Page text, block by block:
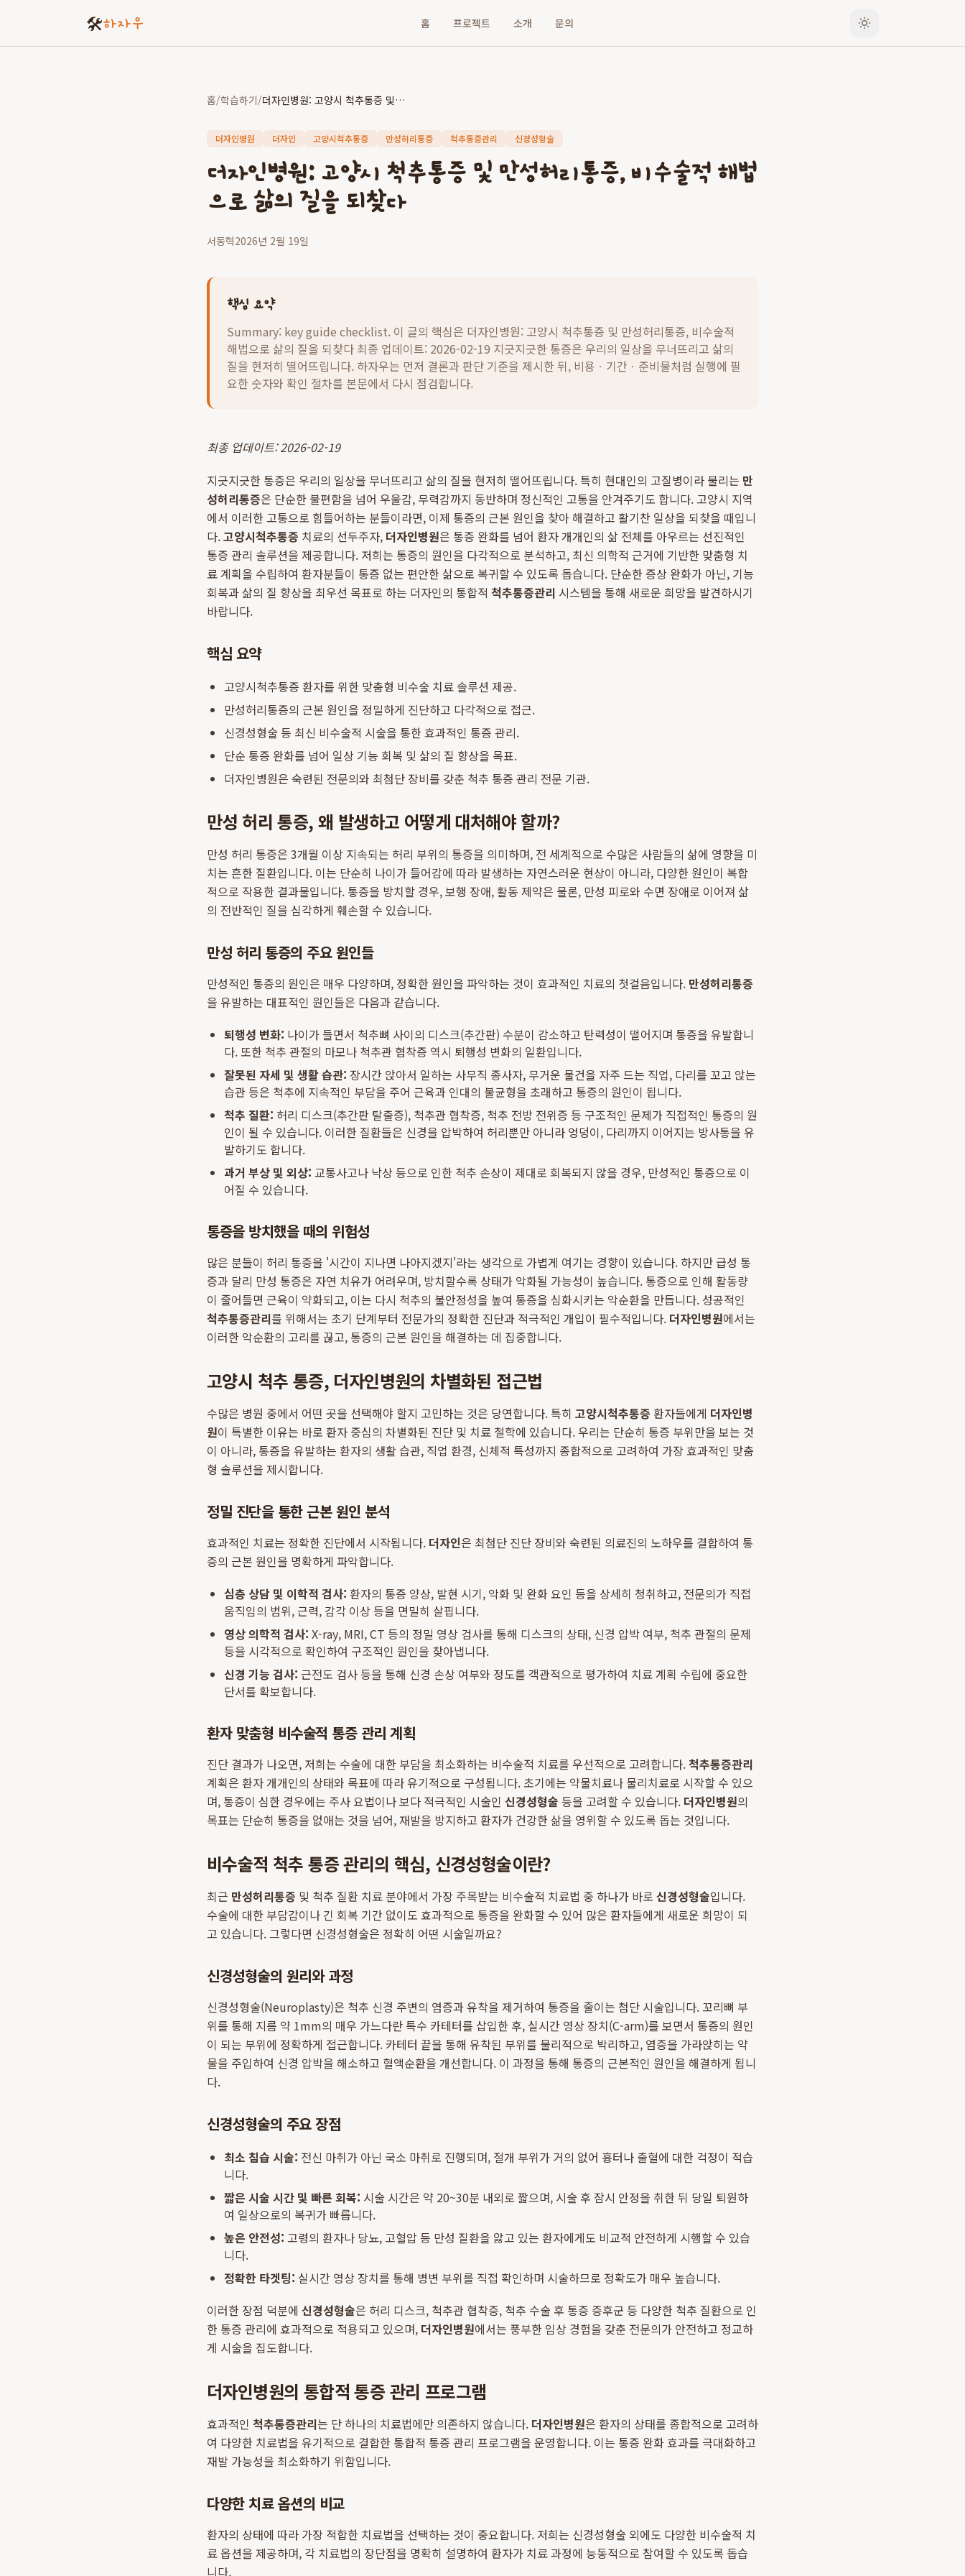
🛠️하자우 홈 프로젝트 소개 문의
홈/학습하기/ 더자인병원: 고양시 척추통증 및 만성허리통증, 비수술적 해법으로 삶의 질을 되찾다
더자인병원 더자인 고양시척추통증 만성허리통증 척추통증관리 신경성형술
더자인병원: 고양시 척추통증 및 만성허리통증, 비수술적 해법
으로 삶의 질을 되찾다
서동혁2026년 2월 19일
핵심 요약
Summary: key guide checklist. 이 글의 핵심은 더자인병원: 고양시 척추통증 및 만성허리통증, 비수술적
해법으로 삶의 질을 되찾다 최종 업데이트: 2026-02-19 지긋지긋한 통증은 우리의 일상을 무너뜨리고 삶의
질을 현저히 떨어뜨립니다. 하자우는 먼저 결론과 판단 기준을 제시한 뒤, 비용ㆍ기간ㆍ준비물처럼 실행에 필
요한 숫자와 확인 절차를 본문에서 다시 점검합니다.
최종 업데이트: 2026-02-19
지긋지긋한 통증은 우리의 일상을 무너뜨리고 삶의 질을 현저히 떨어뜨립니다. 특히 현대인의 고질병이라 불리는 만
성허리통증은 단순한 불편함을 넘어 우울감, 무력감까지 동반하며 정신적인 고통을 안겨주기도 합니다. 고양시 지역
에서 이러한 고통으로 힘들어하는 분들이라면, 이제 통증의 근본 원인을 찾아 해결하고 활기찬 일상을 되찾을 때입니
다.고양시척추통증 치료의 선두주자, 더자인병원은 통증 완화를 넘어 환자 개개인의 삶 전체를 아우르는 선진적인
통증 관리 솔루션을 제공합니다. 저희는 통증의 원인을 다각적으로 분석하고, 최신 의학적 근거에 기반한 맞춤형 치
료 계획을 수립하여 환자분들이 통증 없는 편안한 삶으로 복귀할 수 있도록 돕습니다. 단순한 증상 완화가 아닌, 기능
회복과 삶의 질 향상을 최우선 목표로 하는 더자인의 통합적 척추통증관리 시스템을 통해 새로운 희망을 발견하시기
바랍니다.
핵심 요약
고양시척추통증 환자를 위한 맞춤형 비수술 치료 솔루션 제공.
만성허리통증의 근본 원인을 정밀하게 진단하고 다각적으로 접근.
신경성형술 등 최신 비수술적 시술을 통한 효과적인 통증 관리.
단순 통증 완화를 넘어 일상 기능 회복 및 삶의 질 향상을 목표.
더자인병원은 숙련된 전문의와 최첨단 장비를 갖춘 척추 통증 관리 전문 기관.
만성 허리 통증, 왜 발생하고 어떻게 대처해야 할까?
만성 허리 통증은 3개월 이상 지속되는 허리 부위의 통증을 의미하며, 전 세계적으로 수많은 사람들의 삶에 영향을 미
치는 흔한 질환입니다. 이는 단순히 나이가 들어감에 따라 발생하는 자연스러운 현상이 아니라, 다양한 원인이 복합
적으로 작용한 결과물입니다. 통증을 방치할 경우, 보행 장애, 활동 제약은 물론, 만성 피로와 수면 장애로 이어져 삶
의 전반적인 질을 심각하게 훼손할 수 있습니다.
만성 허리 통증의 주요 원인들
만성적인 통증의 원인은 매우 다양하며, 정확한 원인을 파악하는 것이 효과적인 치료의 첫걸음입니다. 만성허리통증
을 유발하는 대표적인 원인들은 다음과 같습니다.
퇴행성 변화: 나이가 들면서 척추뼈 사이의 디스크(추간판) 수분이 감소하고 탄력성이 떨어지며 통증을 유발합니
다. 또한 척추 관절의 마모나 척추관 협착증 역시 퇴행성 변화의 일환입니다.
잘못된 자세 및 생활 습관: 장시간 앉아서 일하는 사무직 종사자, 무거운 물건을 자주 드는 직업, 다리를 꼬고 앉는
습관 등은 척추에 지속적인 부담을 주어 근육과 인대의 불균형을 초래하고 통증의 원인이 됩니다.
척추 질환: 허리 디스크(추간판 탈출증), 척추관 협착증, 척추 전방 전위증 등 구조적인 문제가 직접적인 통증의 원
인이 될 수 있습니다. 이러한 질환들은 신경을 압박하여 허리뿐만 아니라 엉덩이, 다리까지 이어지는 방사통을 유
발하기도 합니다.
과거 부상 및 외상: 교통사고나 낙상 등으로 인한 척추 손상이 제대로 회복되지 않을 경우, 만성적인 통증으로 이
어질 수 있습니다.
통증을 방치했을 때의 위험성
많은 분들이 허리 통증을 '시간이 지나면 나아지겠지'라는 생각으로 가볍게 여기는 경향이 있습니다. 하지만 급성 통
증과 달리 만성 통증은 자연 치유가 어려우며, 방치할수록 상태가 악화될 가능성이 높습니다. 통증으로 인해 활동량
이 줄어들면 근육이 약화되고, 이는 다시 척추의 불안정성을 높여 통증을 심화시키는 악순환을 만듭니다. 성공적인
척추통증관리를 위해서는 초기 단계부터 전문가의 정확한 진단과 적극적인 개입이 필수적입니다. 더자인병원에서는
이러한 악순환의 고리를 끊고, 통증의 근본 원인을 해결하는 데 집중합니다.
고양시 척추 통증, 더자인병원의 차별화된 접근법
수많은 병원 중에서 어떤 곳을 선택해야 할지 고민하는 것은 당연합니다. 특히 고양시척추통증 환자들에게 더자인병
원이 특별한 이유는 바로 환자 중심의 차별화된 진단 및 치료 철학에 있습니다. 우리는 단순히 통증 부위만을 보는 것
이 아니라, 통증을 유발하는 환자의 생활 습관, 직업 환경, 신체적 특성까지 종합적으로 고려하여 가장 효과적인 맞춤
형 솔루션을 제시합니다.
정밀 진단을 통한 근본 원인 분석
효과적인 치료는 정확한 진단에서 시작됩니다. 더자인은 최첨단 진단 장비와 숙련된 의료진의 노하우를 결합하여 통
증의 근본 원인을 명확하게 파악합니다.
심층 상담 및 이학적 검사: 환자의 통증 양상, 발현 시기, 악화 및 완화 요인 등을 상세히 청취하고, 전문의가 직접
움직임의 범위, 근력, 감각 이상 등을 면밀히 살핍니다.
영상 의학적 검사: X-ray, MRI, CT 등의 정밀 영상 검사를 통해 디스크의 상태, 신경 압박 여부, 척추 관절의 문제
등을 시각적으로 확인하여 구조적인 원인을 찾아냅니다.
신경 기능 검사: 근전도 검사 등을 통해 신경 손상 여부와 정도를 객관적으로 평가하여 치료 계획 수립에 중요한
단서를 확보합니다.
환자 맞춤형 비수술적 통증 관리 계획
진단 결과가 나오면, 저희는 수술에 대한 부담을 최소화하는 비수술적 치료를 우선적으로 고려합니다.척추통증관리
계획은 환자 개개인의 상태와 목표에 따라 유기적으로 구성됩니다. 초기에는 약물치료나 물리치료로 시작할 수 있으
며, 통증이 심한 경우에는 주사 요법이나 보다 적극적인 시술인 신경성형술 등을 고려할 수 있습니다. 더자인병원의
목표는 단순히 통증을 없애는 것을 넘어, 재발을 방지하고 환자가 건강한 삶을 영위할 수 있도록 돕는 것입니다.
비수술적 척추 통증 관리의 핵심, 신경성형술이란?
최근 만성허리통증 및 척추 질환 치료 분야에서 가장 주목받는 비수술적 치료법 중 하나가 바로 신경성형술입니다.
수술에 대한 부담감이나 긴 회복 기간 없이도 효과적으로 통증을 완화할 수 있어 많은 환자들에게 새로운 희망이 되
고 있습니다. 그렇다면 신경성형술은 정확히 어떤 시술일까요?
신경성형술의 원리와 과정
신경성형술(Neuroplasty)은 척추 신경 주변의 염증과 유착을 제거하여 통증을 줄이는 첨단 시술입니다. 꼬리뼈 부
위를 통해 지름 약 1mm의 매우 가느다란 특수 카테터를 삽입한 후, 실시간 영상 장치(C-arm)를 보면서 통증의 원인
이 되는 부위에 정확하게 접근합니다. 카테터 끝을 통해 유착된 부위를 물리적으로 박리하고, 염증을 가라앉히는 약
물을 주입하여 신경 압박을 해소하고 혈액순환을 개선합니다. 이 과정을 통해 통증의 근본적인 원인을 해결하게 됩니
다.
신경성형술의 주요 장점
최소 침습 시술: 전신 마취가 아닌 국소 마취로 진행되며, 절개 부위가 거의 없어 흉터나 출혈에 대한 걱정이 적습
니다.
짧은 시술 시간 및 빠른 회복: 시술 시간은 약 20~30분 내외로 짧으며, 시술 후 잠시 안정을 취한 뒤 당일 퇴원하
여 일상으로의 복귀가 빠릅니다.
높은 안전성: 고령의 환자나 당뇨, 고혈압 등 만성 질환을 앓고 있는 환자에게도 비교적 안전하게 시행할 수 있습
니다.
정확한 타겟팅: 실시간 영상 장치를 통해 병변 부위를 직접 확인하며 시술하므로 정확도가 매우 높습니다.
이러한 장점 덕분에 신경성형술은 허리 디스크, 척추관 협착증, 척추 수술 후 통증 증후군 등 다양한 척추 질환으로 인
한 통증 관리에 효과적으로 적용되고 있으며, 더자인병원에서는 풍부한 임상 경험을 갖춘 전문의가 안전하고 정교하
게 시술을 집도합니다.
더자인병원의 통합적 통증 관리 프로그램
효과적인 척추통증관리는 단 하나의 치료법에만 의존하지 않습니다. 더자인병원은 환자의 상태를 종합적으로 고려하
여 다양한 치료법을 유기적으로 결합한 통합적 통증 관리 프로그램을 운영합니다. 이는 통증 완화 효과를 극대화하고
재발 가능성을 최소화하기 위함입니다.
다양한 치료 옵션의 비교
환자의 상태에 따라 가장 적합한 치료법을 선택하는 것이 중요합니다. 저희는 신경성형술 외에도 다양한 비수술적 치
료 옵션을 제공하며, 각 치료법의 장단점을 명확히 설명하여 환자가 치료 과정에 능동적으로 참여할 수 있도록 돕습
니다.